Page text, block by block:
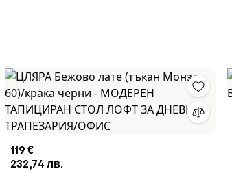
119 €
232,74 лв.